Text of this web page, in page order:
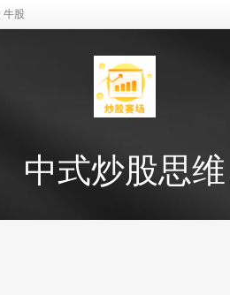
牛股
中式炒股思维